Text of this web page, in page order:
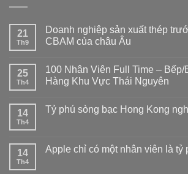
21
Th9
Doanh nghiệp sản xuất thép
CBAM của châu Âu
25
Th4
100 Nhân Viên Full Time – Bếp/
Hàng Khu Vực Thái Nguyên
14
Th4
Tỷ phú sòng bạc Hong Kong
14
Th4
Apple chỉ có một nhân viên là tỷ